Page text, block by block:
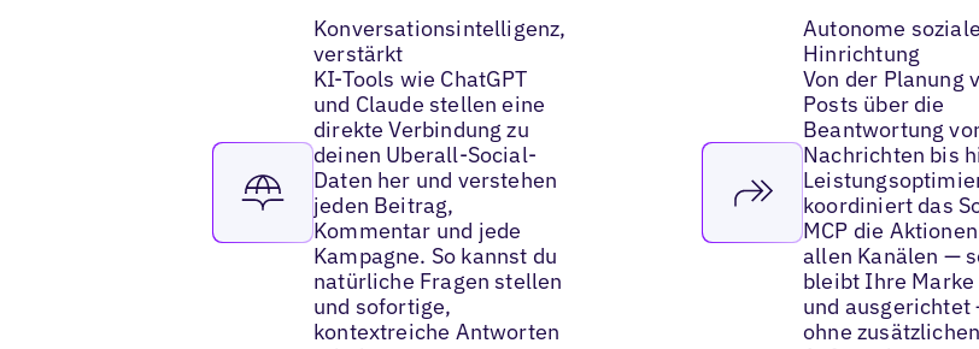
Konversationsintelligenz,
verstärkt
KI-Tools wie ChatGPT
und Claude stellen eine
direkte Verbindung zu
deinen Uberall-Social-
Daten her und verstehen
jeden Beitrag,
Kommentar und jede
Kampagne. So kannst du
natürliche Fragen stellen
und sofortige,
kontextreiche Antworten
Autonome soziale
Hinrichtung
Von der Planung
Posts über die
Beantwortung
Nachrichten bis
koordiniert das
MCP die
allen Kanälen —
bleibt Ihre
und ausgerichtet
ohne zusätzlichen